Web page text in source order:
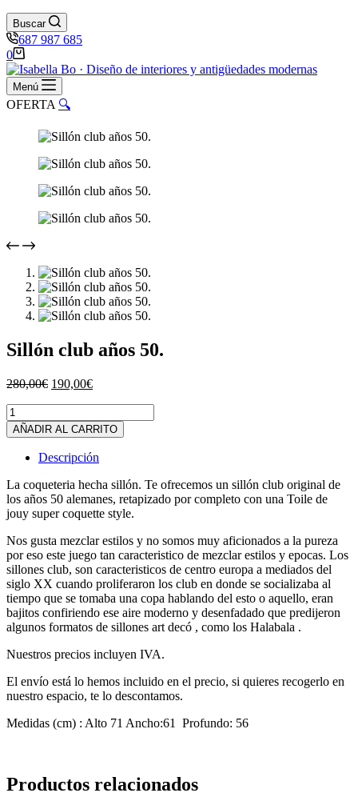
Buscar
687 987 685
Carro
de
compra
0
Menú
OFERTA 🔍
Sillón club años 50.
280,00€ El
era:
280,00€.
190,00€El
es:
190,00€.
Sillón
club
años
cantidad
AÑADIR AL CARRITO
Descripción
La coqueteria hecha sillón. Te ofrecemos un sillón club original de
los años 50 alemanes, retapizado por completo con una Toile de
jouy super coquette style.
Nos gusta mezclar estilos y no somos muy aficionados a la pureza
por eso este juego tan caracteristico de mezclar estilos y epocas. Los
sillones club, son caracteristicos de centro europa a mediados del
siglo XX cuando proliferaron los club en donde se socializaba al
tiempo que se tomaba una copa hablando del esto o aquello, eran
bajitos confiriendo ese aire moderno y desenfadado que predijeron
algunos formatos de sillones art decó , como los Halabala .
Nuestros precios incluyen IVA.
El envío está lo hemos incluido en el precio, si quieres recogerlo en
nuestro espacio, te lo descontamos.
Medidas (cm) : Alto 71 Ancho:61 Profundo: 56
Productos relacionados